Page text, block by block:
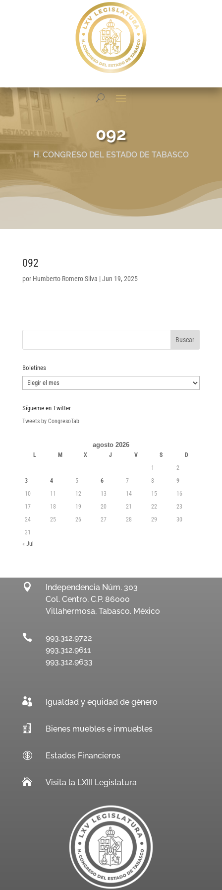
092
H. CONGRESO DEL ESTADO DE TABASCO
092
por Humberto Romero Silva |Jun 19, 2025
Boletines
Boletines
Sígueme en Twitter
Tweets by CongresoTab
agosto 2026
L M X J V S
D
1
2
3
4 5 6 7 8
9
10
11 12 13 14 15
16
17
18 19 20 21 22
23
24
25 26 27 28 29
30
31
« Jul

Independencia Núm. 303
Col. Centro, C.P. 86000
Villahermosa, Tabasco. México

993.312.9722
993.312.9611
993.312.9633
 Igualdad y equidad de género
 Bienes muebles e inmuebles
 Estados Financieros
 Visita la LXIII Legislatura